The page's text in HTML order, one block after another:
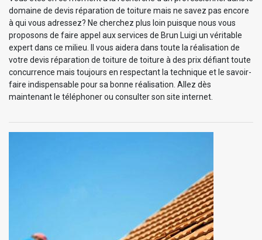
domaine de devis réparation de toiture mais ne savez pas encore
à qui vous adressez? Ne cherchez plus loin puisque nous vous
proposons de faire appel aux services de Brun Luigi un véritable
expert dans ce milieu. Il vous aidera dans toute la réalisation de
votre devis réparation de toiture de toiture à des prix défiant toute
concurrence mais toujours en respectant la technique et le savoir-
faire indispensable pour sa bonne réalisation. Allez dès
maintenant le téléphoner ou consulter son site internet.